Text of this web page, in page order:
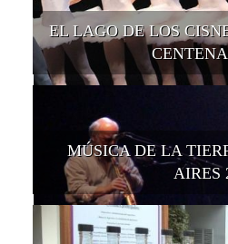
EL LAGO DE LOS
MÚSICA DE LA
AIRES